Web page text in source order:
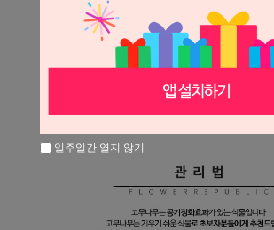
일주일간 열지 않기